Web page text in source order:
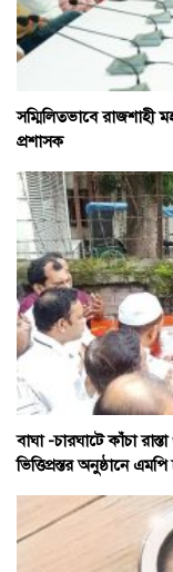
সম্মিলিতভাবে রাজশাহী
প্রশাসক
বাঘা -চারঘাটে কাঁচা
ভিত্তিপ্রস্তর অনুষ্ঠানে